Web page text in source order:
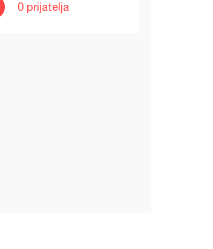
0 prijatelja